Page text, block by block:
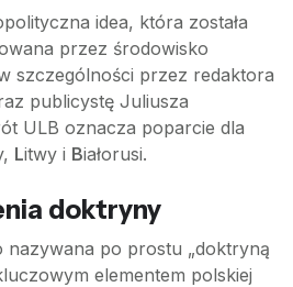
idea, która została
przez środowisko
szczególności przez redaktora
publicystę Juliusza
ULB oznacza poparcie dla
Litwy i Białorusi.
doktryny
nazywana po prostu „doktryną
elementem polskiej